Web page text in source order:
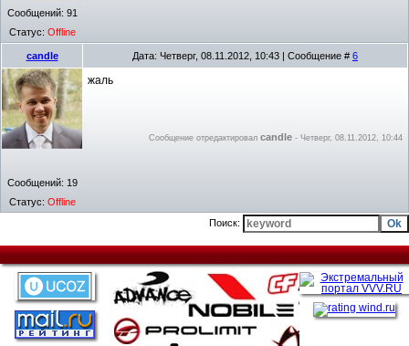
Сообщений: 91
Статус: Offline
candle Дата: Четверг, 08.11.2012, 10:43 | Сообщение # 6
Сообщений: 19
Статус: Offline
жаль
Сообщение отредактировал candle - Четверг, 08.11.2012, 10:44
Поиск: